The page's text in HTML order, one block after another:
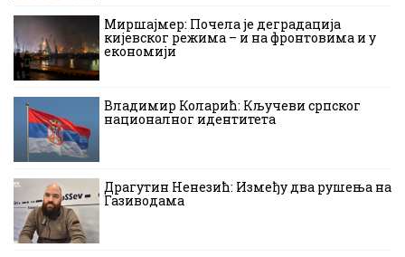
Миршајмер: Почела је деградација
кијевског режима – и на фронтовима и у
економији
Владимир Коларић: Кључеви српског
националног идентитета
Драгутин Ненезић: Између два рушења на
Газиводама